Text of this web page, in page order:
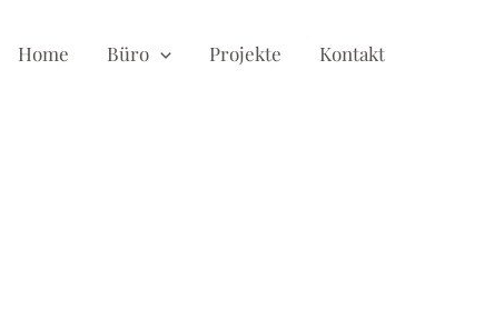
Home Büro Projekte Kontakt